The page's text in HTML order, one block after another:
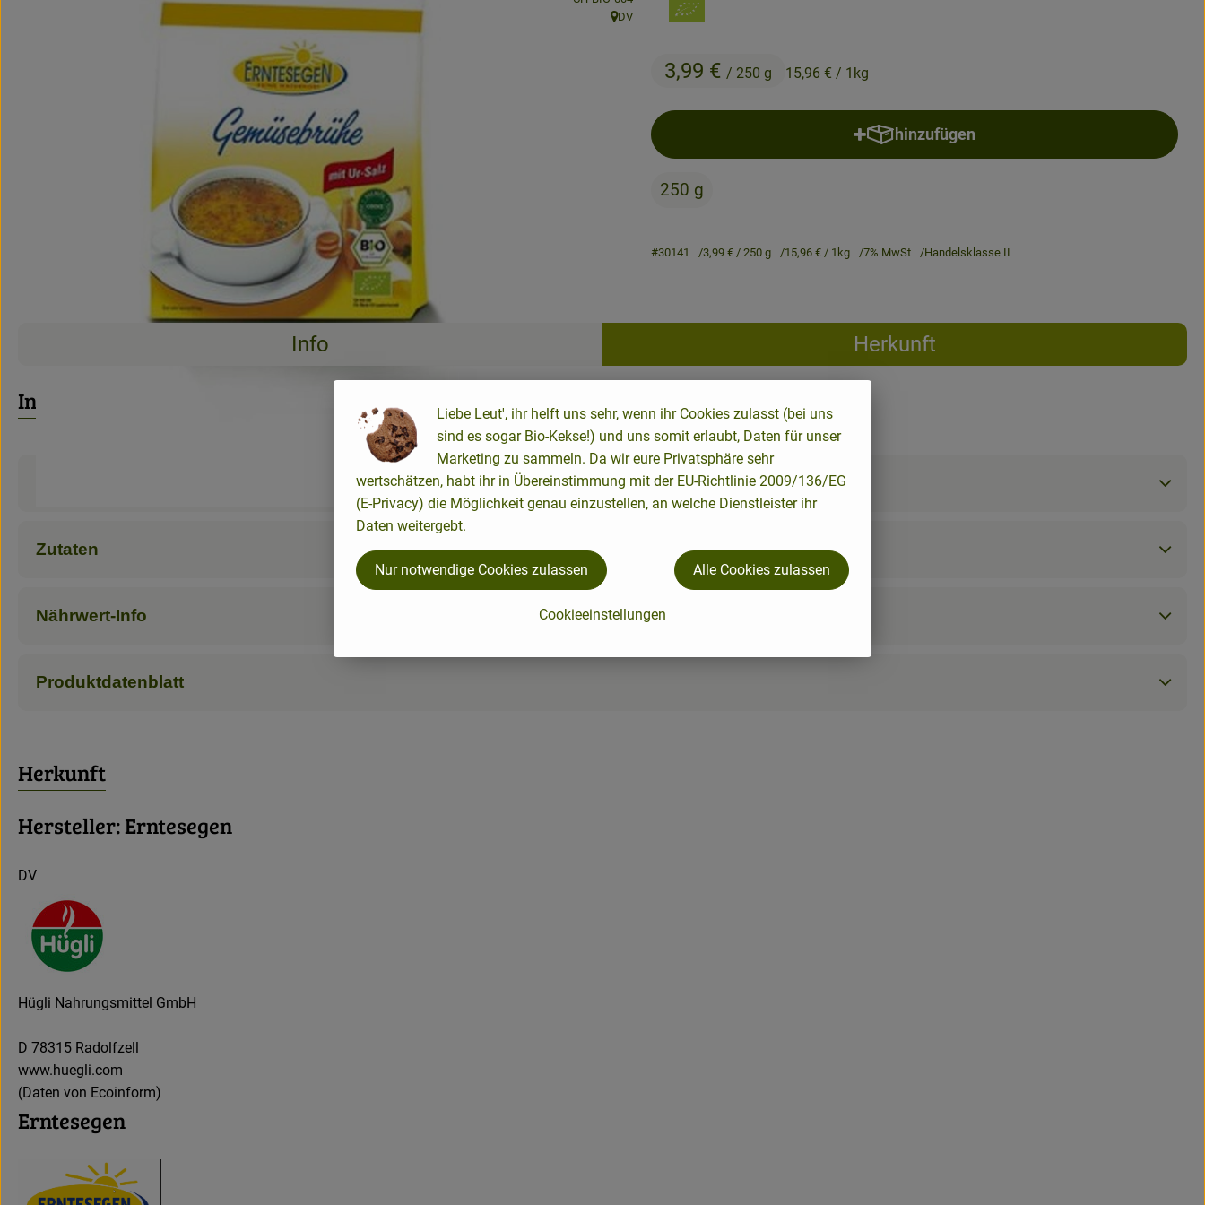
3,99 € / 250 g 15,96 € / 1kg
, Herkunft:
DV
hinzufügen
Produkt zum Warenkorb hinzufügen
250 g
#30141 3,99 € / 250 g 15,96 € / 1kg 7% MwSt Handelsklasse II
Info Herkunft
Info
Zutaten
Nährwert-Info
Produktdatenblatt
Herkunft
Hersteller: Erntesegen
DV
Hügli Nahrungsmittel GmbH
D 78315 Radolfzell
www.huegli.com
(Daten von Ecoinform)
Erntesegen
Liebe Leut', ihr helft uns sehr, wenn ihr Cookies zulasst (bei uns
sind es sogar Bio-Kekse!) und uns somit erlaubt, Daten für unser
Marketing zu sammeln. Da wir eure Privatsphäre sehr
wertschätzen, habt ihr in Übereinstimmung mit der EU-Richtlinie 2009/136/EG
(E-Privacy) die Möglichkeit genau einzustellen, an welche Dienstleister ihr
Daten weitergebt.
Cookieeinstellungen
Nur notwendige Cookies zulassen Alle Cookies zulassen